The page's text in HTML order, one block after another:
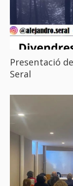
Presentació
Seral